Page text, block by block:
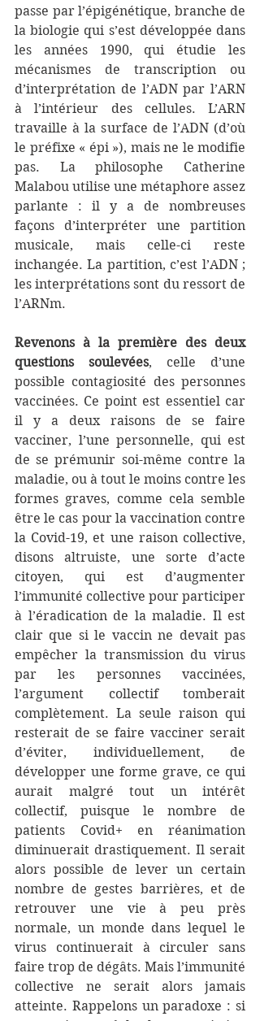
passe par l’épigénétique, branche de
la biologie qui s’est développée dans
les années 1990, qui étudie les
mécanismes de transcription ou
d’interprétation de l’ADN par l’ARN
à l’intérieur des cellules. L’ARN
travaille à la surface de l’ADN (d’où
le préfixe « épi »), mais ne le modifie
pas. La philosophe Catherine
Malabou utilise une métaphore assez
parlante : il y a de nombreuses
façons d’interpréter une partition
musicale, mais celle-ci reste
inchangée. La partition, c’est l’ADN ;
les interprétations sont du ressort de
l’ARNm.
Revenons à la première des deux
questions soulevées, celle d’une
possible contagiosité des personnes
vaccinées. Ce point est essentiel car
il y a deux raisons de se faire
vacciner, l’une personnelle, qui est
de se prémunir soi-même contre la
maladie, ou à tout le moins contre les
formes graves, comme cela semble
être le cas pour la vaccination contre
la Covid-19, et une raison collective,
disons altruiste, une sorte d’acte
citoyen, qui est d’augmenter
l’immunité collective pour participer
à l’éradication de la maladie. Il est
clair que si le vaccin ne devait pas
empêcher la transmission du virus
par les personnes vaccinées,
l’argument collectif tomberait
complètement. La seule raison qui
resterait de se faire vacciner serait
d’éviter, individuellement, de
développer une forme grave, ce qui
aurait malgré tout un intérêt
collectif, puisque le nombre de
patients Covid+ en réanimation
diminuerait drastiquement. Il serait
alors possible de lever un certain
nombre de gestes barrières, et de
retrouver une vie à peu près
normale, un monde dans lequel le
virus continuerait à circuler sans
faire trop de dégâts. Mais l’immunité
collective ne serait alors jamais
atteinte. Rappelons un paradoxe : si